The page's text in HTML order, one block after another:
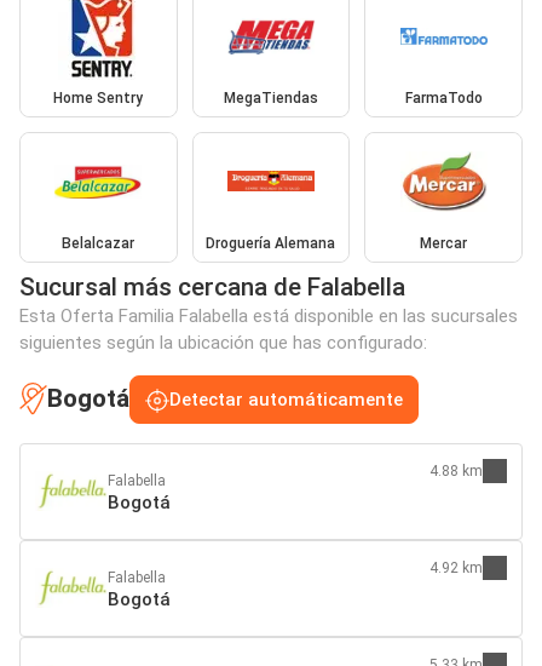
Home Sentry MegaTiendas FarmaTodo
Belalcazar Droguería Alemana Mercar
Sucursal más cercana de Falabella
Esta Oferta Familia Falabella está disponible en las sucursales
siguientes según la ubicación que has configurado:
Bogotá Detectar automáticamente
Falabella
Bogotá
4.88 km
Falabella
Bogotá
4.92 km